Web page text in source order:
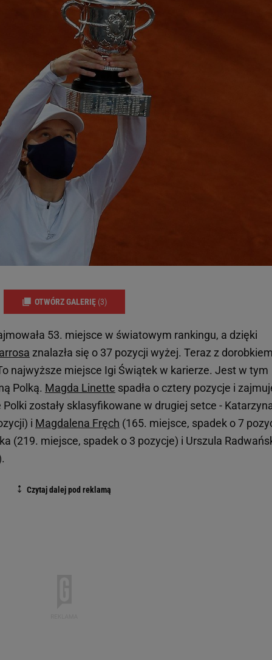
OTWÓRZ GALERIĘ (3)
53. miejsce w światowym rankingu, a dzięki
znalazła się o 37 pozycji wyżej. Teraz z dorobkiem
najwyższe miejsce Igi Świątek w karierze. Jest w tym
Polką. Magda Linette spadła o cztery pozycje i
zostały sklasyfikowane w drugiej setce -
i Magdalena Fręch (165. miejsce, spadek o 7
(219. miejsce, spadek o 3 pozycje) i Urszula